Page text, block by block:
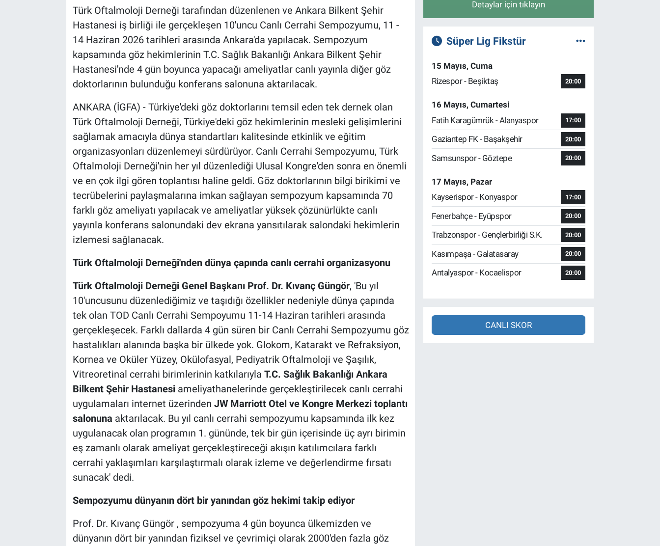
Türk Oftalmoloji Derneği tarafından düzenlenen ve Ankara Bilkent Şehir
Hastanesi iş birliği ile gerçekleşen 10'uncu Canlı Cerrahi Sempozyumu, 11 -
14 Haziran 2026 tarihleri arasında Ankara'da yapılacak. Sempozyum
kapsamında göz hekimlerinin T.C. Sağlık Bakanlığı Ankara Bilkent Şehir
Hastanesi'nde 4 gün boyunca yapacağı ameliyatlar canlı yayınla diğer göz
doktorlarının bulunduğu konferans salonuna aktarılacak.
ANKARA (İGFA) - Türkiye'deki göz doktorlarını temsil eden tek dernek olan
Türk Oftalmoloji Derneği, Türkiye'deki göz hekimlerinin mesleki gelişimlerini
sağlamak amacıyla dünya standartları kalitesinde etkinlik ve eğitim
organizasyonları düzenlemeyi sürdürüyor. Canlı Cerrahi Sempozyumu, Türk
Oftalmoloji Derneği'nin her yıl düzenlediği Ulusal Kongre'den sonra en önemli
ve en çok ilgi gören toplantısı haline geldi. Göz doktorlarının bilgi birikimi ve
tecrübelerini paylaşmalarına imkan sağlayan sempozyum kapsamında 70
farklı göz ameliyatı yapılacak ve ameliyatlar yüksek çözünürlükte canlı
yayınla konferans salonundaki dev ekrana yansıtılarak salondaki hekimlerin
izlemesi sağlanacak.
Türk Oftalmoloji Derneği'nden dünya çapında canlı cerrahi organizasyonu
Türk Oftalmoloji Derneği Genel Başkanı Prof. Dr. Kıvanç Güngör, 'Bu yıl
10'uncusunu düzenlediğimiz ve taşıdığı özellikler nedeniyle dünya çapında
tek olan TOD Canlı Cerrahi Sempoyumu 11-14 Haziran tarihleri arasında
gerçekleşecek. Farklı dallarda 4 gün süren bir Canlı Cerrahi Sempozyumu göz
hastalıkları alanında başka bir ülkede yok. Glokom, Katarakt ve Refraksiyon,
Kornea ve Oküler Yüzey, Okülofasyal, Pediyatrik Oftalmoloji ve Şaşılık,
Vitreoretinal cerrahi birimlerinin katkılarıyla T.C. Sağlık Bakanlığı Ankara
Bilkent Şehir Hastanesiameliyathanelerinde gerçekleştirilecek canlı cerrahi
uygulamaları internet üzerinden JW Marriott Otel ve Kongre Merkezi toplantı
salonuna aktarılacak. Bu yıl canlı cerrahi sempozyumu kapsamında ilk kez
uygulanacak olan programın 1. gününde, tek bir gün içerisinde üç ayrı birimin
eş zamanlı olarak ameliyat gerçekleştireceği akışın katılımcılara farklı
cerrahi yaklaşımları karşılaştırmalı olarak izleme ve değerlendirme fırsatı
sunacak' dedi.
Sempozyumu dünyanın dört bir yanından göz hekimi takip ediyor
Prof. Dr. Kıvanç Güngör , sempozyuma 4 gün boyunca ülkemizden ve
dünyanın dört bir yanından fiziksel ve çevrimiçi olarak 2000'den fazla göz
Detaylar için tıklayın
Süper Lig Fikstür
15 Mayıs, Cuma
Rizespor - Beşiktaş
20:00
16 Mayıs, Cumartesi
Fatih Karagümrük - Alanyaspor
17:00
Gaziantep FK - Başakşehir 20:00
Samsunspor - Göztepe 20:00
17 Mayıs, Pazar
Kayserispor - Konyaspor
17:00
Fenerbahçe - Eyüpspor 20:00
Trabzonspor - Gençlerbirliği S.K. 20:00
Kasımpaşa - Galatasaray 20:00
Antalyaspor - Kocaelispor 20:00
CANLI SKOR